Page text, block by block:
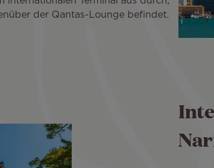
der Qantas-Lounge befindet.